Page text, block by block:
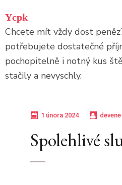
na
obsah
(stiskněte
Enter)
Ycpk
Chcete mít vždy dost
potřebujete dostatečné
pochopitelně i notný kus
stačily a nevyschly.
1 února 2024 devene
Spolehlivé